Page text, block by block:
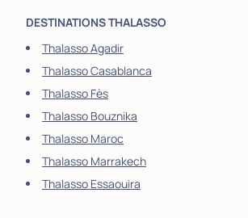
DESTINATIONS THALASSO
Thalasso Agadir
Thalasso Casablanca
Thalasso Fès
Thalasso Bouznika
Thalasso Maroc
Thalasso Marrakech
Thalasso Essaouira